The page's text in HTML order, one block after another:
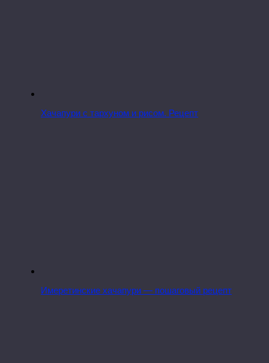
Хачапури с тархуном и рисом. Рецепт
Имеретинские хачапури — пошаговый рецепт